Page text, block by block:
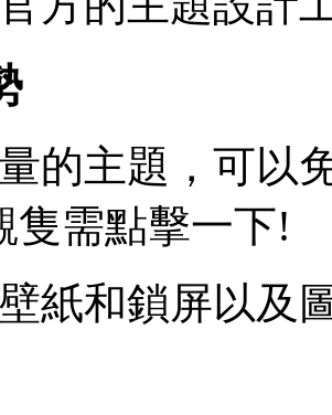
的主題，可以
隻需點擊一下!
紙和鎖屏以及